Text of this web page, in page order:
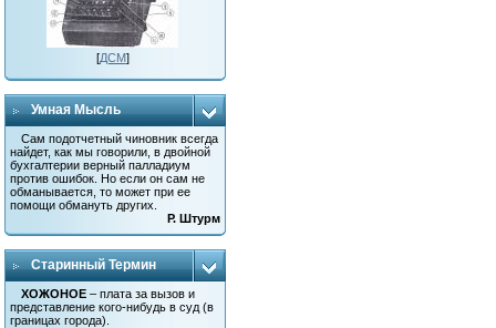
[ДСМ]
Умная Мысль
Сам подотчетный чиновник всегда
найдет, как мы говорили, в двойной
бухгалтерии верный палладиум
против ошибок. Но если он сам не
обманывается, то может при ее
помощи обмануть других.
Р. Штурм
Старинный Термин
ХОЖОНОЕ – плата за вызов и
представление кого-нибудь в суд (в
границах города).